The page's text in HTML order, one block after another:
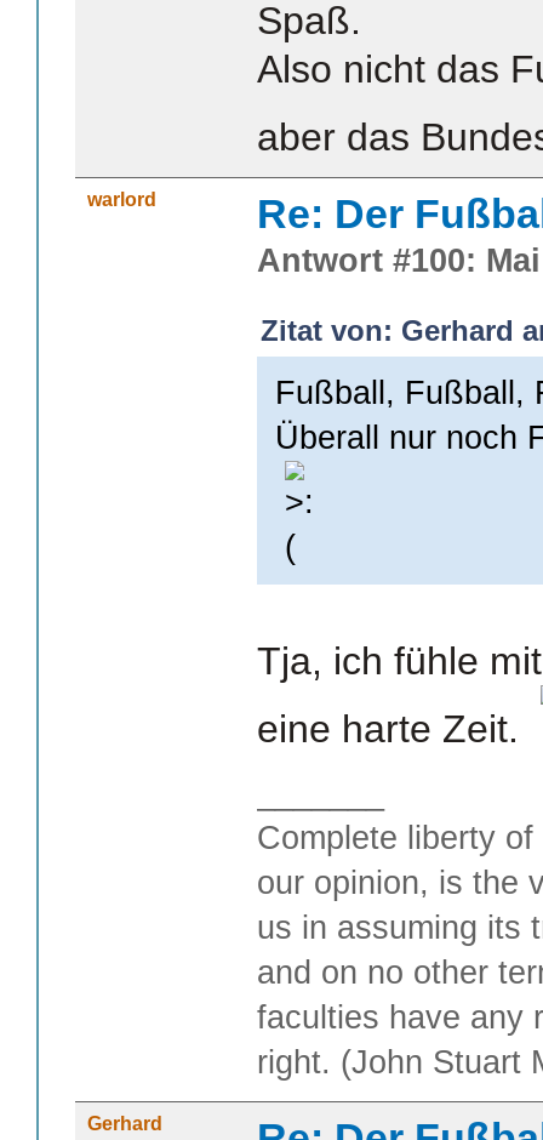
Spaß.
Also nicht das
aber das
warlord Re: Der
Antwort #100:
Zitat von: Gerhard
Fußball, Fußball,
Überall nur noch
Tja, ich fühle
eine harte Zeit.
Complete liberty
our opinion, is the
us in assuming its
and on no other
faculties have any
right. (John Stuart
Gerhard